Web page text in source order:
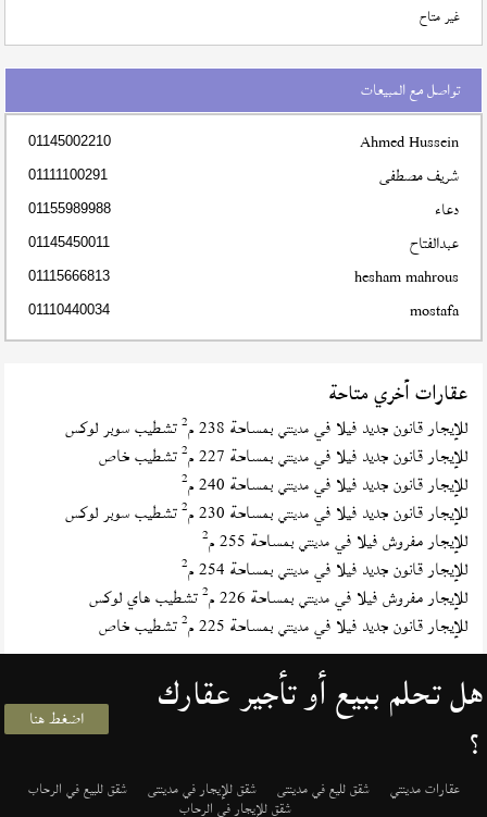
غير متاح
تواصل مع المبيعات
Ahmed Hussein
01145002210
شريف مصطفى 01111100291
دعاء 01155989988
عبدالفتاح 01145450011
hesham mahrous
01115666813
mostafa
01110440034
عقارات أخري متاحة
للإيجار قانون جديد فيلا فيمدينتي بمساحة 238 م 2تشطيب سوبر لوكس
للإيجار قانون جديد فيلا فيمدينتي بمساحة 227 م 2تشطيب خاص
للإيجار قانون جديد فيلا فيمدينتي بمساحة 240 م 2
للإيجار قانون جديد فيلا فيمدينتي بمساحة 230 م 2تشطيب سوبر لوكس
للإيجار مفروش فيلا فيمدينتي بمساحة 255 م 2
للإيجار قانون جديد فيلا فيمدينتي بمساحة 254 م 2
للإيجار مفروش فيلا فيمدينتي بمساحة 226 م 2تشطيب هاي لوكس
للإيجار قانون جديد فيلا فيمدينتي بمساحة 225 م 2تشطيب خاص
هل تحلم ببيع أو تأجير عقارك
؟ اضغط هنا
عقارات مدينتي شقق لليع في مدينتى شقق للإيجار في مدينتى شقق للبيع في الرحاب
شقق للإيجار في الرحاب